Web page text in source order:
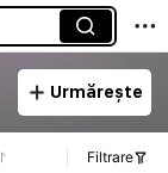
Urmărește
Filtrare